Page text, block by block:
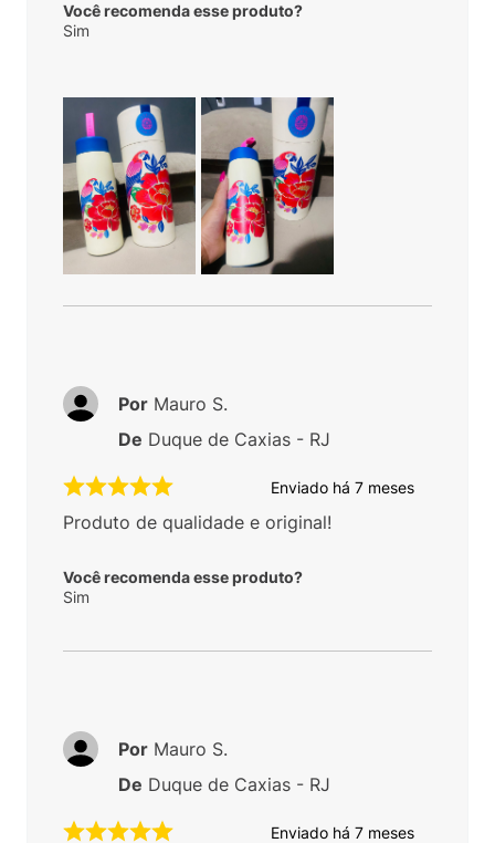
Você recomenda esse produto?
Sim
Enviado há 7 meses
Produto de qualidade e original!
Você recomenda esse produto?
Sim
Por Mauro S.
De Duque de Caxias - RJ
Enviado há 7 meses
Por Mauro S.
De Duque de Caxias - RJ